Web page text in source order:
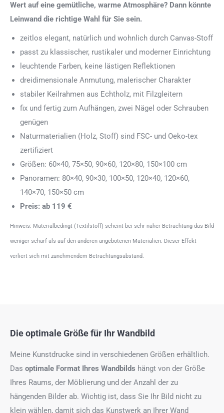
Wert auf eine gemütliche, warme Atmosphäre? Dann könnte
Leinwand die richtige Wahl für Sie sein.
zeitlos elegant, natürlich und wohnlich durch Canvas-Stoff
passt zu klassischer, rustikaler und moderner Einrichtung
leuchtende Farben, keine lästigen Reflektionen
dreidimensionale Anmutung, malerischer Charakter
stabiler Keilrahmen aus Echtholz, mit Filzgleitern
fix und fertig zum Aufhängen, zwei Nägel oder Schrauben
genügen
Naturmaterialien (Holz, Stoff) sind FSC- und Oeko-tex
zertifiziert
Größen: 60×40, 75×50, 90×60, 120×80, 150×100 cm
Panoramen: 80×40, 90×30, 100×50, 120×40, 120×60,
140×70, 150×50 cm
Preis: ab 119 €
Hinweis: Materialbedingt (Textilstoff) scheint bei sehr naher Betrachtung das Bild
weniger scharf als auf den anderen angebotenen Materialien. Dieser Effekt
verliert sich mit zunehmendem Betrachtungsabstand.
Die optimale Größe für Ihr Wandbild
Meine Kunstdrucke sind in verschiedenen Größen erhältlich.
Das optimale Format Ihres Wandbilds hängt von der Größe
Ihres Raums, der Möblierung und der Anzahl der zu
hängenden Bilder ab. Wichtig ist, dass Sie Ihr Bild nicht zu
klein wählen, damit sich das Kunstwerk an Ihrer Wand